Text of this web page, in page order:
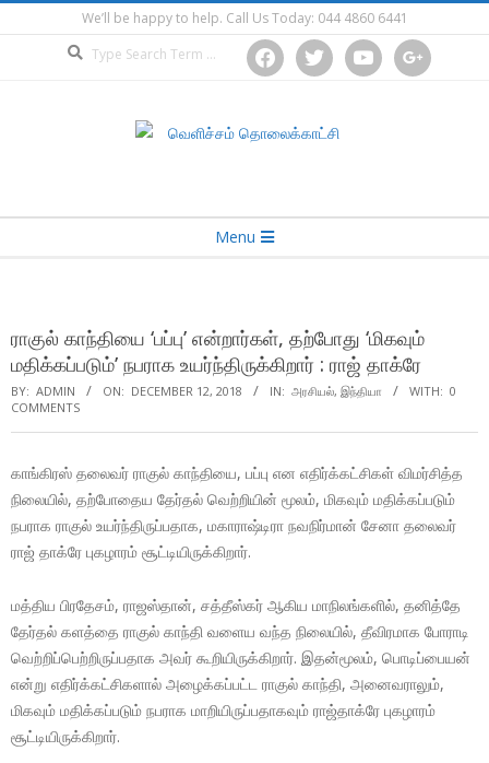
to
We’ll be happy to help. Call Us Today: 044 4860 6441
facebooktwitter youtube google
Menu
ராகுல் காந்தியை ‘பப்பு’ என்றார்கள், தற்போது ‘மிகவும்
மதிக்கப்படும்’ நபராக உயர்ந்திருக்கிறார் : ராஜ் தாக்ரே
BY: ADMIN ON: DECEMBER 12, 2018 IN: அரசியல், இந்தியா WITH: 0
COMMENTS
காங்கிரஸ் தலைவர் ராகுல் காந்தியை, பப்பு என எதிர்க்கட்சிகள் விமர்சித்த
நிலையில், தற்போதைய தேர்தல் வெற்றியின் மூலம், மிகவும் மதிக்கப்படும்
நபராக ராகுல் உயர்ந்திருப்பதாக, மகாராஷ்டிரா நவநிர்மான் சேனா தலைவர்
ராஜ் தாக்ரே புகழாரம் சூட்டியிருக்கிறார்.
மத்திய பிரதேசம், ராஜஸ்தான், சத்தீஸ்கர் ஆகிய மாநிலங்களில், தனித்தே
தேர்தல் களத்தை ராகுல் காந்தி வளைய வந்த நிலையில், தீவிரமாக போராடி
வெற்றிப்பெற்றிருப்பதாக அவர் கூறியிருக்கிறார். இதன்மூலம், பொடிப்பையன்
என்று எதிர்க்கட்சிகளால் அழைக்கப்பட்ட ராகுல் காந்தி, அனைவராலும்,
மிகவும் மதிக்கப்படும் நபராக மாறியிருப்பதாகவும் ராஜ்தாக்ரே புகழாரம்
சூட்டியிருக்கிறார்.